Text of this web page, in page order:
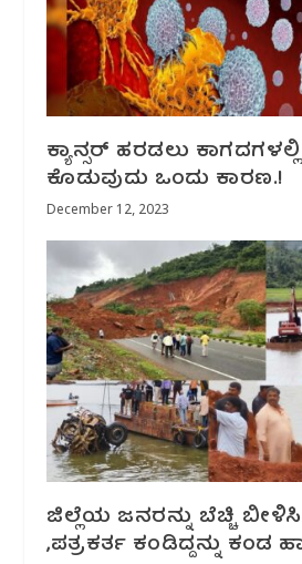
ಕ್ಯಾನ್ಸರ್ ಹರಡಲು
ಕೊಡುವುದು ಒಂದು ಕಾರಣ.!
December 12, 2023
ಜಿಲ್ಲೆಯ ಜನರನ್ನು ಬೆಚ್ಚಿ
,ಪತ್ರಕರ್ತ ಕಂಡಿದ್ದನ್ನು ಕಂಡ